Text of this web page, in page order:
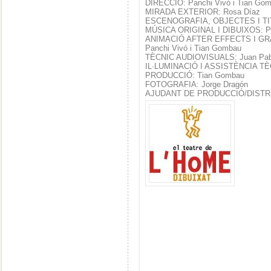
DIRECCIÓ: Panchi Vivó i Tian
MIRADA EXTERIOR: Rosa Díaz
ESCENOGRAFIA, OBJECTES I
MÚSICA ORIGINAL I DIBUIXOS:
ANIMACIÓ AFTER EFFECTS I
Panchi Vivó i Tian Gombau
TÈCNIC AUDIOVISUALS: Juan
IL·LUMINACIÓ I ASSISTÈNCIA
PRODUCCIÓ: Tian Gombau
FOTOGRAFIA: Jorge Dragón
AJUDANT DE PRODUCCIÓ/